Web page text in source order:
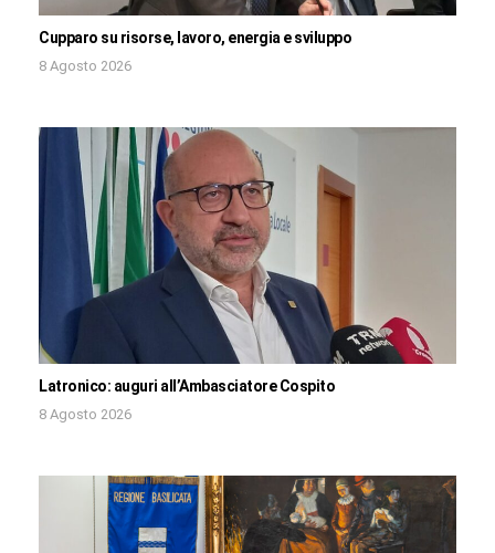
Cupparo su risorse, lavoro, energia e sviluppo
8 Agosto 2026
Latronico: auguri all’Ambasciatore Cospito
8 Agosto 2026